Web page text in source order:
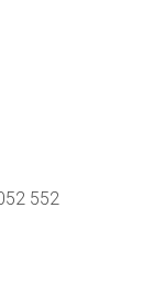
552